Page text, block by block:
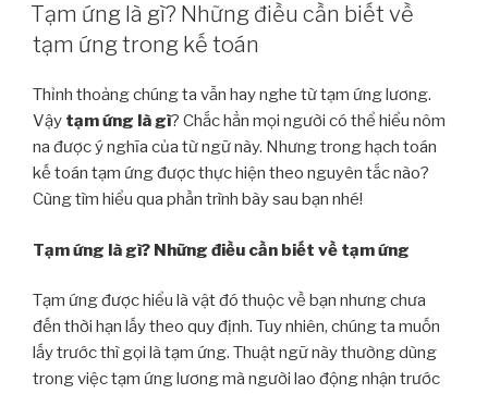
Tạm ứng là gì? Những điều cần biết về
tạm ứng trong kế toán
Thỉnh thoảng chúng ta vẫn hay nghe từ tạm ứng lương.
Vậy tạm ứng là gì? Chắc hẳn mọi người có thể hiểu nôm
na được ý nghĩa của từ ngữ này. Nhưng trong hạch toán
kế toán tạm ứng được thực hiện theo nguyên tắc nào?
Cùng tìm hiểu qua phần trình bày sau bạn nhé!
Tạm ứng là gì? Những điều cần biết về tạm ứng
Tạm ứng được hiểu là vật đó thuộc về bạn nhưng chưa
đến thời hạn lấy theo quy định. Tuy nhiên, chúng ta muốn
lấy trước thì gọi là tạm ứng. Thuật ngữ này thường dùng
trong việc tạm ứng lương mà người lao động nhận trước